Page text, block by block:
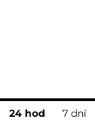
24 hod 7 dní